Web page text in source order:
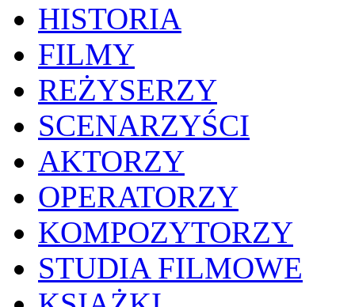
HISTORIA
FILMY
REŻYSERZY
SCENARZYŚCI
AKTORZY
OPERATORZY
KOMPOZYTORZY
STUDIA FILMOWE